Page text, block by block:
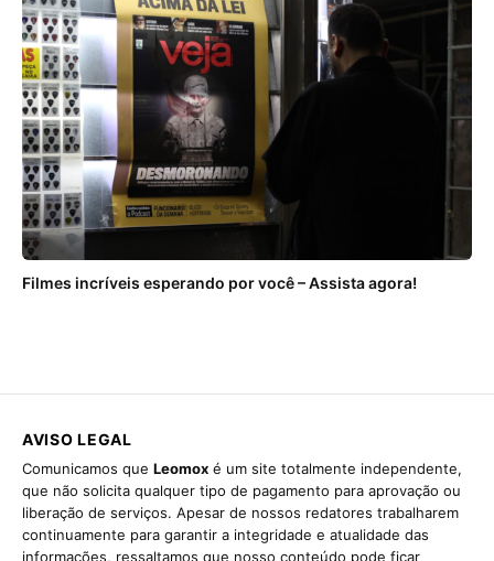
Filmes incríveis esperando por você – Assista agora!
AVISO LEGAL
Comunicamos que Leomox é um site totalmente independente,
que não solicita qualquer tipo de pagamento para aprovação ou
liberação de serviços. Apesar de nossos redatores trabalharem
continuamente para garantir a integridade e atualidade das
informações, ressaltamos que nosso conteúdo pode ficar